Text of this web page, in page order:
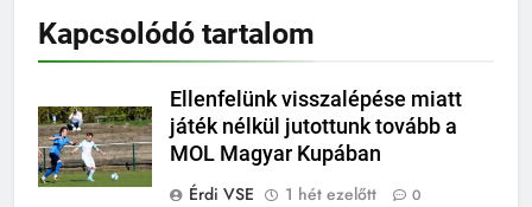
Kapcsolódó tartalom
Ellenfelünk visszalépése miatt
játék nélkül jutottunk tovább a
MOL Magyar Kupában
Érdi VSE
1 hét ezelőtt 0